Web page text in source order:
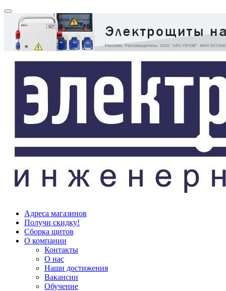
Адреса магазинов
Получи скидку!
Сборка щитов
О компании
Контакты
О нас
Наши достижения
Вакансии
Обучение